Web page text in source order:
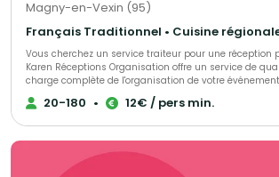
Magny-en-Vexin (95)
Vous cherchez un service traiteur pour une réception
Karen Réceptions Organisation offre un service de
charge complète de l'organisation de votre événement.
déjeunatoire ou dînatoire ! Animation terroir, buffet
âge, rôtisserie, barbecue et méchoui, cuisine du
20-180 • 12€ / pers min.